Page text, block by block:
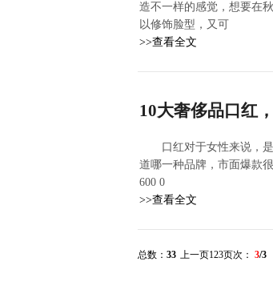
造不一样的感觉，想要在
以修饰脸型，又可
>>查看全文
10大奢侈品口红
口红对于女性来说，
道哪一种品牌，市面爆款
600 0
>>查看全文
总数： 33 上一页123页次： 3/3